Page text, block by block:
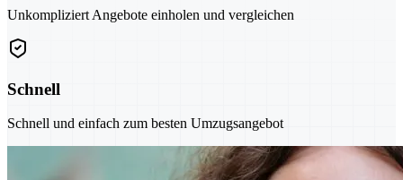
Unkompliziert Angebote einholen und vergleichen
Schnell
Schnell und einfach zum besten Umzugsangebot